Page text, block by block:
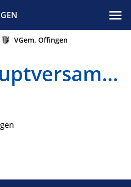
VGem. Offingen
Jahreshauptversammlung